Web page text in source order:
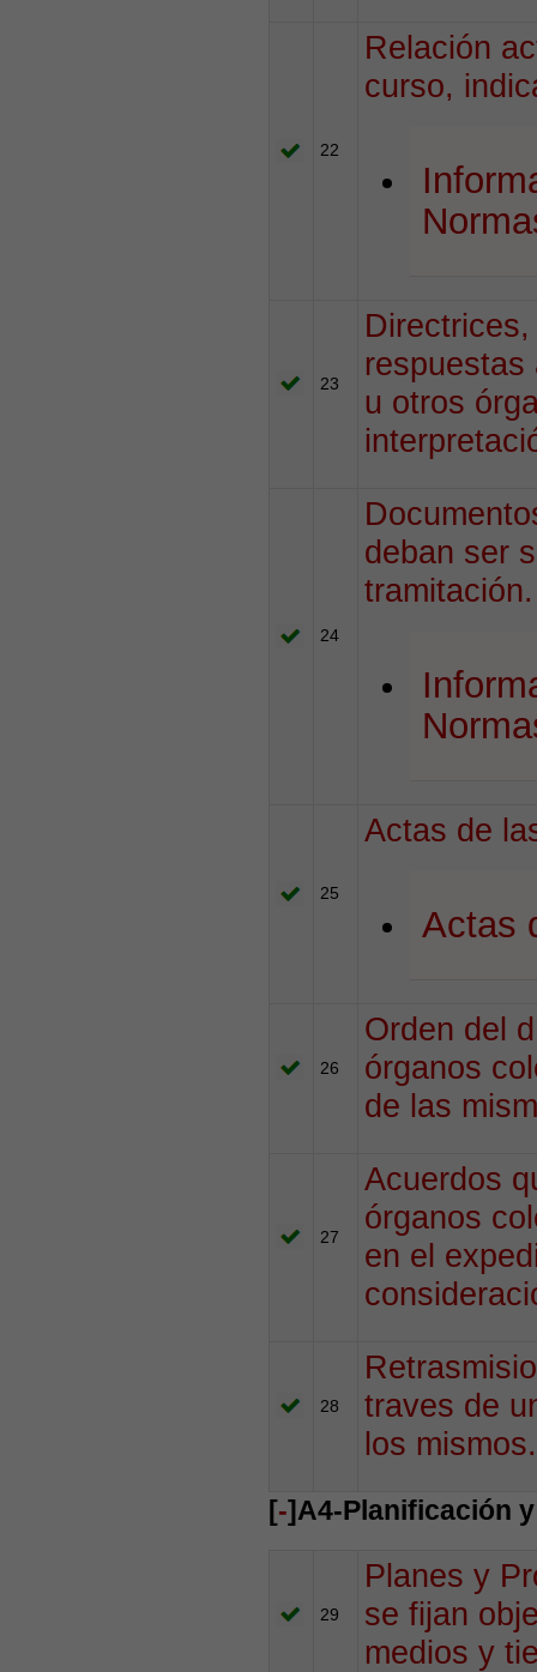
22
Relación
curso,
23
u otros
24
deban ser
tramitación.
25
Actas de
Actas
26
Orden del
órganos
de las
27
Acuerdos
órganos
en el
28
traves de
los mismos.
[-]A4-Planificación
29
Planes y
se fijan
medios y